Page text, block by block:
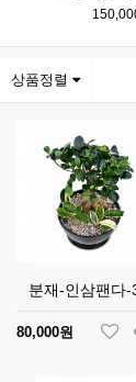
상품정렬
분재-인삼팬다-
80,000원